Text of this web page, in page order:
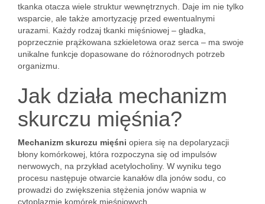
tkanka otacza wiele struktur wewnętrznych. Daje im nie tylko
wsparcie, ale także amortyzację przed ewentualnymi
urazami. Każdy rodzaj tkanki mięśniowej – gładka,
poprzecznie prążkowana szkieletowa oraz serca – ma swoje
unikalne funkcje dopasowane do różnorodnych potrzeb
organizmu.
Jak działa mechanizm
skurczu mięśnia?
Mechanizm skurczu mięśni opiera się na depolaryzacji
błony komórkowej, która rozpoczyna się od impulsów
nerwowych, na przykład acetylocholiny. W wyniku tego
procesu następuje otwarcie kanałów dla jonów sodu, co
prowadzi do zwiększenia stężenia jonów wapnia w
cytoplazmie komórek mięśniowych.